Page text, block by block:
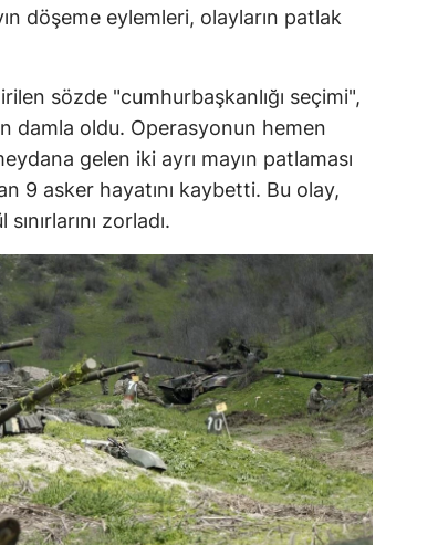
döşeme eylemleri, olayların patlak
sözde "cumhurbaşkanlığı seçimi",
damla oldu. Operasyonun hemen
gelen iki ayrı mayın patlaması
9 asker hayatını kaybetti. Bu olay,
zorladı.